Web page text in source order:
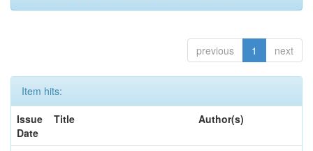
previous 1 next
Item hits:
Issue
Date
Title Author(s)